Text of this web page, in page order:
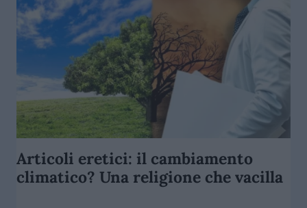
Articoli eretici: il cambiamento
climatico? Una religione che vacilla